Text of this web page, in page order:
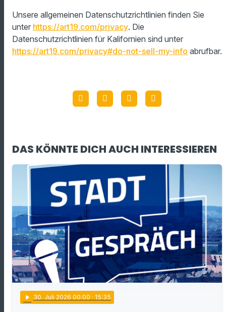
Unsere allgemeinen Datenschutzrichtlinien finden Sie
unter https://art19.com/privacy. Die
Datenschutzrichtlinien für Kalifornien sind unter
https://art19.com/privacy#do-not-sell-my-info abrufbar.
DAS KÖNNTE DICH AUCH INTERESSIEREN
play_arrow 30. Juli 2026 00:00 · 15:35